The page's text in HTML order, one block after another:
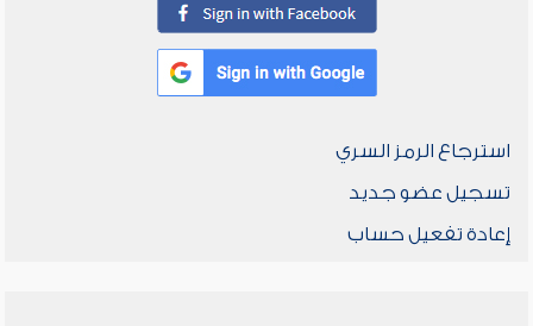
استرجاع الرمز السري
تسجيل عضو جديد
إعادة تفعيل حساب